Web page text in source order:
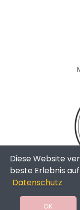
Copyright © 2024 -
Diese Website
beste Erlebnis
Datenschutz
OK